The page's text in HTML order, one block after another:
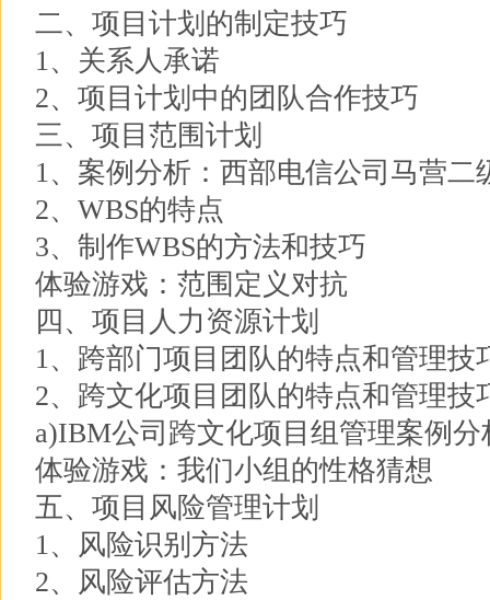
二、项目计划的制定技巧
1、关系人承诺
2、项目计划中的团队合作技巧
三、项目范围计划
1、案例分析：西部电信公司马营二
2、WBS的特点
3、制作WBS的方法和技巧
体验游戏：范围定义对抗
四、项目人力资源计划
1、跨部门项目团队的特点和管理技
2、跨文化项目团队的特点和管理技
a)IBM公司跨文化项目组管理案例分
体验游戏：我们小组的性格猜想
五、项目风险管理计划
1、风险识别方法
2、风险评估方法